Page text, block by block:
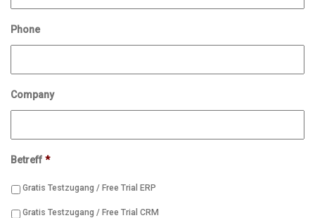
Phone
Company
Betreff *
Gratis Testzugang / Free Trial ERP
Gratis Testzugang / Free Trial CRM